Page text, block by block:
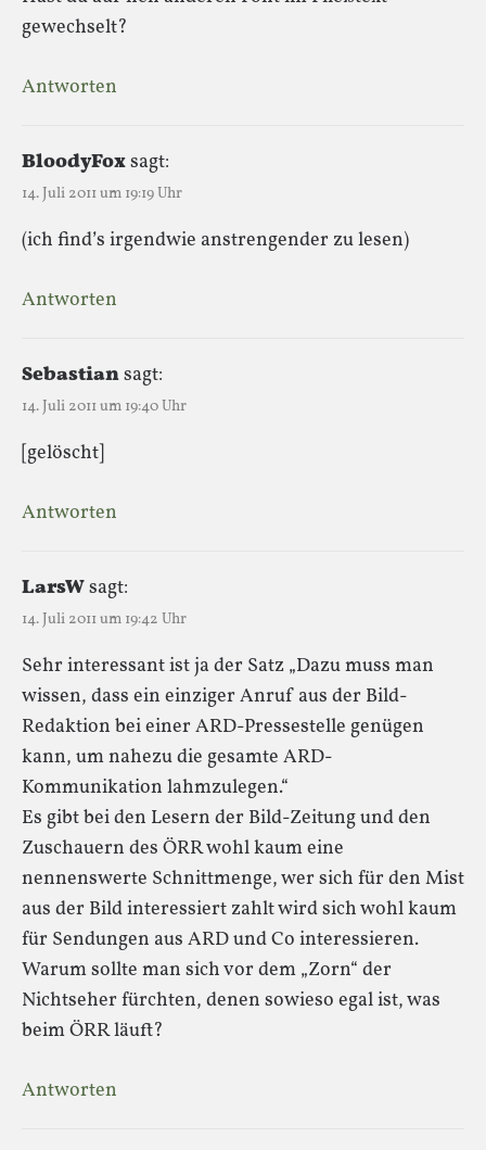
gewechselt?
Antworten
BloodyFoxsagt:
14. Juli 2011 um 19:19 Uhr
(ich find’s irgendwie anstrengender zu lesen)
Antworten
Sebastiansagt:
14. Juli 2011 um 19:40 Uhr
[gelöscht]
Antworten
LarsWsagt:
14. Juli 2011 um 19:42 Uhr
Sehr interessant ist ja der Satz „Dazu muss man
wissen, dass ein einziger Anruf aus der Bild-
Redaktion bei einer ARD-Pressestelle genügen
kann, um nahezu die gesamte ARD-
Kommunikation lahmzulegen.“
Es gibt bei den Lesern der Bild-Zeitung und den
Zuschauern des ÖRR wohl kaum eine
nennenswerte Schnittmenge, wer sich für den Mist
aus der Bild interessiert zahlt wird sich wohl kaum
für Sendungen aus ARD und Co interessieren.
Warum sollte man sich vor dem „Zorn“ der
Nichtseher fürchten, denen sowieso egal ist, was
beim ÖRR läuft?
Antworten